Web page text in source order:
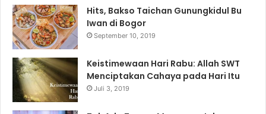
Hits, Bakso Taichan Gunungkidul Bu
Iwan di Bogor
September 10, 2019
Keistimewaan Hari Rabu: Allah SWT
Menciptakan Cahaya pada Hari Itu
Juli 3, 2019